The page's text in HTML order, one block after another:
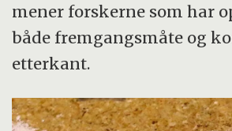
mener forskerne som har
både fremgangsmåte og
etterkant.